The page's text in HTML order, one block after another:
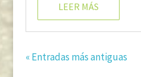
LEER MÁS
« Entradas más antiguas